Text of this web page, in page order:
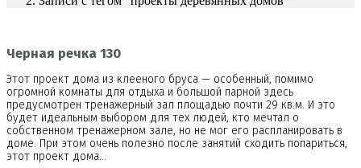
Черная речка 130
Этот проект дома из клееного бруса — особенный, помимо
огромной комнаты для отдыха и большой парной здесь
предусмотрен тренажерный зал площадью почти 29 кв.м. И это
будет идеальным выбором для тех людей, кто мечтал о
собственном тренажерном зале, но не мог его распланировать в
доме. При этом очень полезно после занятий сходить попариться,
этот проект дома…